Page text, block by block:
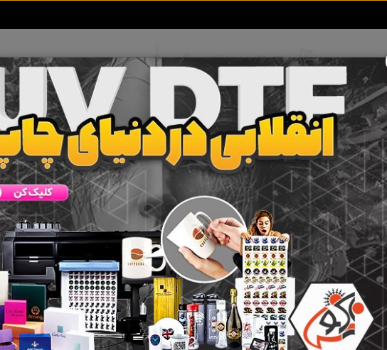
صنعتی
تعرفه آگهی ها خبرهای سایت تماس با ما
نتیجه ای